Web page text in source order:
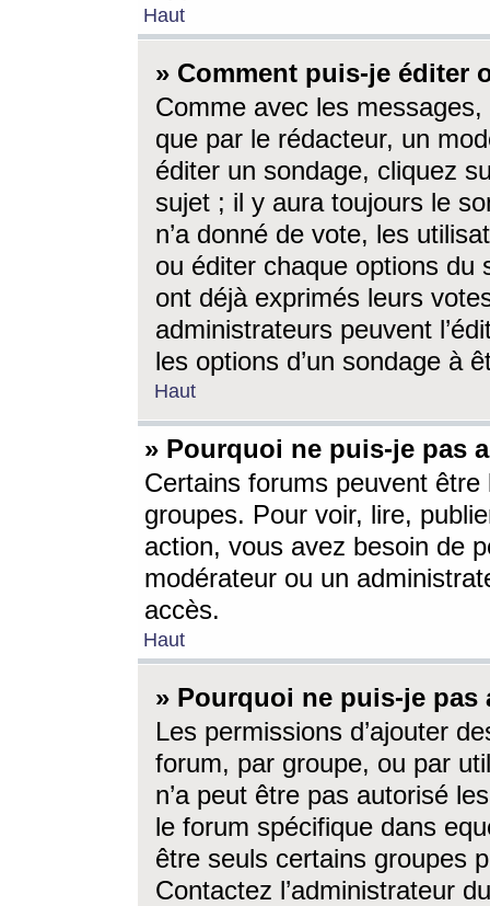
Haut
» Comment puis-je éditer
Comme avec les
que par le rédacteur, un
éditer un sondage, cliquez
sujet ; il y aura toujours le
n’a donné de vote, les
ou éditer chaque options du
ont déjà exprimés leurs
administrateurs peuvent
les options d’un sondage à
Haut
» Pourquoi ne puis-je pas
Certains forums peuvent être
groupes. Pour voir, lire,
action, vous avez besoin de
modérateur ou un
accès.
Haut
» Pourquoi ne puis-je
Les permissions d’ajouter
forum, par groupe, ou par
n’a peut être pas autorisé
le forum spécifique dans
être seuls certains groupes
Contactez l’administrateur